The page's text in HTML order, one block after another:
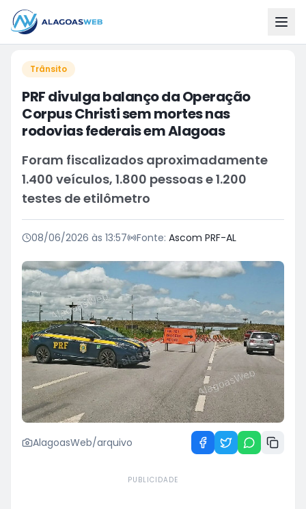
Trânsito
PRF divulga balanço da Operação
Corpus Christi sem mortes nas
rodovias federais em Alagoas
Foram fiscalizados aproximadamente
1.400 veículos, 1.800 pessoas e 1.200
testes de etilômetro
08/06/2026 às 13:57 Fonte: Ascom PRF-AL
AlagoasWeb/arquivo
PUBLICIDADE